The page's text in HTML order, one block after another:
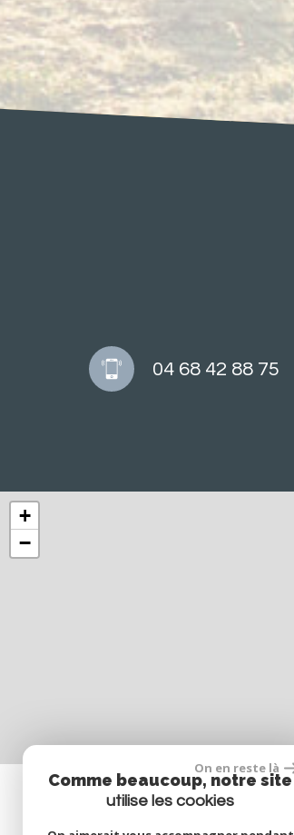
04 68 42 88 75
+
−
On en reste là
Comme beaucoup, notre site
utilise les cookies